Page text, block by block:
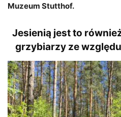
Muzeum Stutthof.
Jesienią jest to
grzybiarzy ze